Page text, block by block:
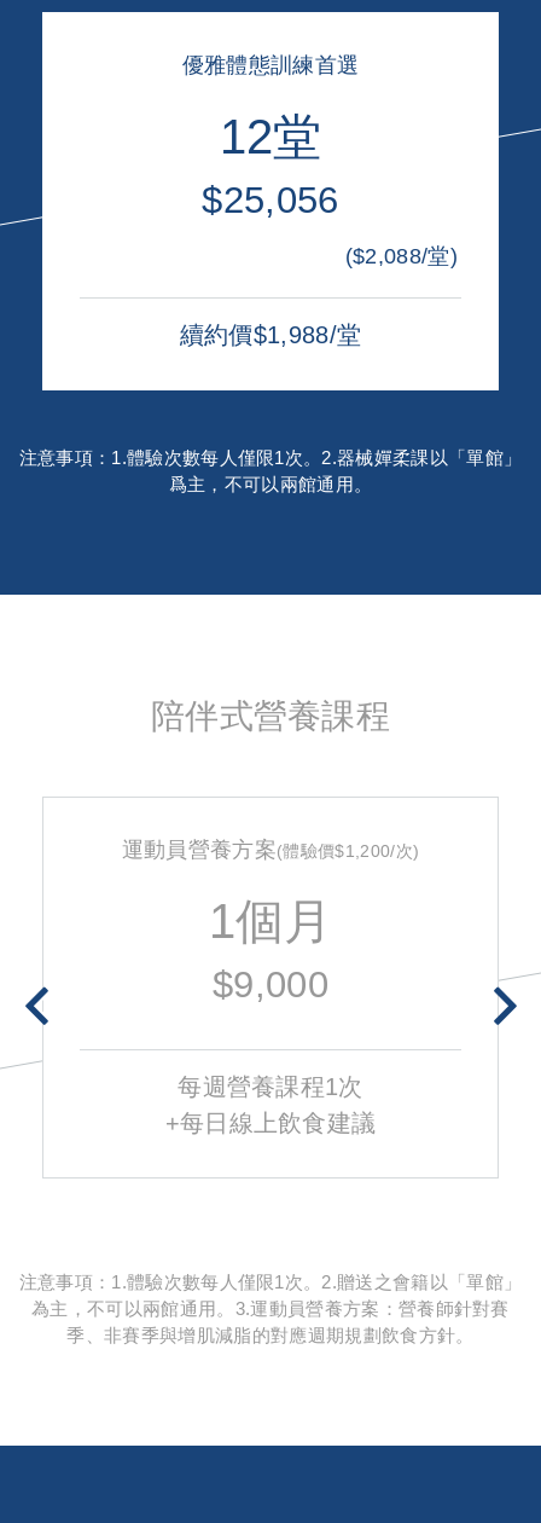
優雅體態訓練首選
12堂
$25,056
($2,088/堂)
續約價$1,988/堂
注意事項：1.體驗次數每人僅限1次。2.器械嬋柔課以「單館」
爲主，不可以兩館通用。
陪伴式營養課程
運動員營養方案(體驗價$1,200/次)
1個月
$9,000
每週營養課程1次
+每日線上飲食建議
注意事項：1.體驗次數每人僅限1次。2.贈送之會籍以「單館」
為主，不可以兩館通用。3.運動員營養方案：營養師針對賽
季、非賽季與增肌減脂的對應週期規劃飲食方針。